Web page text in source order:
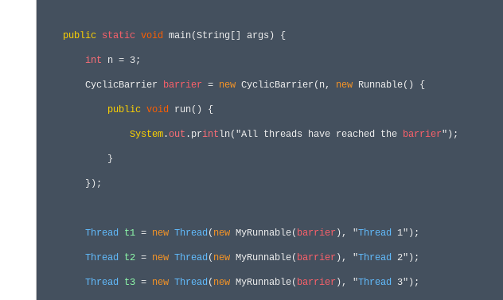
public static void main(String[] args) {
int n = 3;
        CyclicBarrier
barrier = new CyclicBarrier(n, new Runnable() {
public void run() {
System .out .println("All threads have reached the barrier");
            }
        });
Thread t1 = new Thread ( new MyRunnable( barrier ), "Thread 1");
Thread t2 = new Thread ( new MyRunnable( barrier ), "Thread 2");
Thread t3 = new Thread ( new MyRunnable( barrier ), "Thread 3");